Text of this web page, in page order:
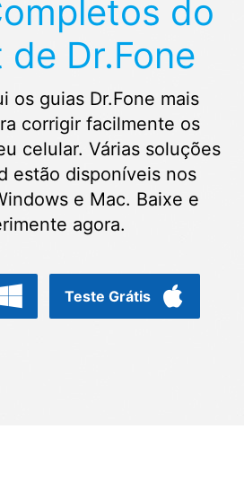
do
Dr.Fone
os guias Dr.Fone mais
corrigir facilmente os
celular. Várias soluções
estão disponíveis nos
e Mac. Baixe e
agora.
Teste Grátis